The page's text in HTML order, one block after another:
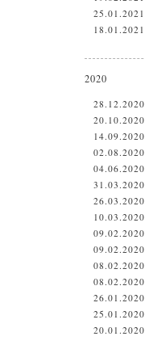
25.01.2021
18.01.2021
2020
28.12.2020
20.10.2020
14.09.2020
02.08.2020
04.06.2020
31.03.2020
26.03.2020
10.03.2020
09.02.2020
09.02.2020
08.02.2020
08.02.2020
26.01.2020
25.01.2020
20.01.2020